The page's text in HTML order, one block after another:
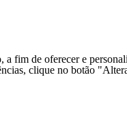
a fim de oferecer e
clique no botão